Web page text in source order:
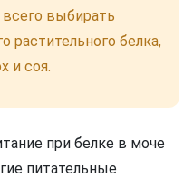
выбирать
растительного белка,
и соя.
при белке в моче
питательные